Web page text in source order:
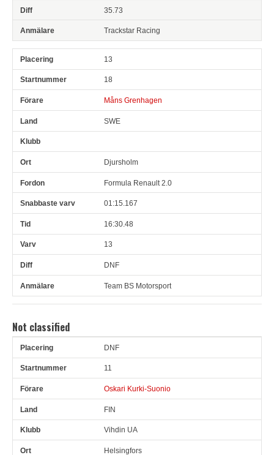
35.73
Trackstar Racing
13
18
Måns Grenhagen
SWE
Djursholm
Formula Renault 2.0
01:15.167
16:30.48
13
DNF
Team BS Motorsport
Not classified
Pl Snr Land
DNF
11
Oskari Kurki-Suonio
FIN
Vihdin UA
Helsingfors